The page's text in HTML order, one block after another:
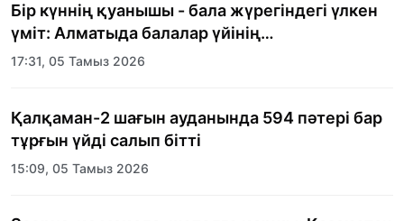
Бір күннің қуанышы - бала жүрегіндегі үлкен
үміт: Алматыда балалар үйінің
тәрбиеленушілеріне мерекелік күн
17:31, 05 Тамыз 2026
Қалқаман-2 шағын ауданында 594 пәтері бар
тұрғын үйді салып бітті
15:09, 05 Тамыз 2026